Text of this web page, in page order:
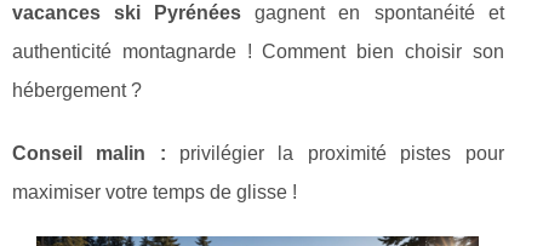
vacancesski Pyrénées gagnent en spontanéité et
authenticité montagnarde ! Comment bien choisir son
hébergement ?
Conseil malin : privilégier la proximité pistes pour
maximiser votre temps de glisse !